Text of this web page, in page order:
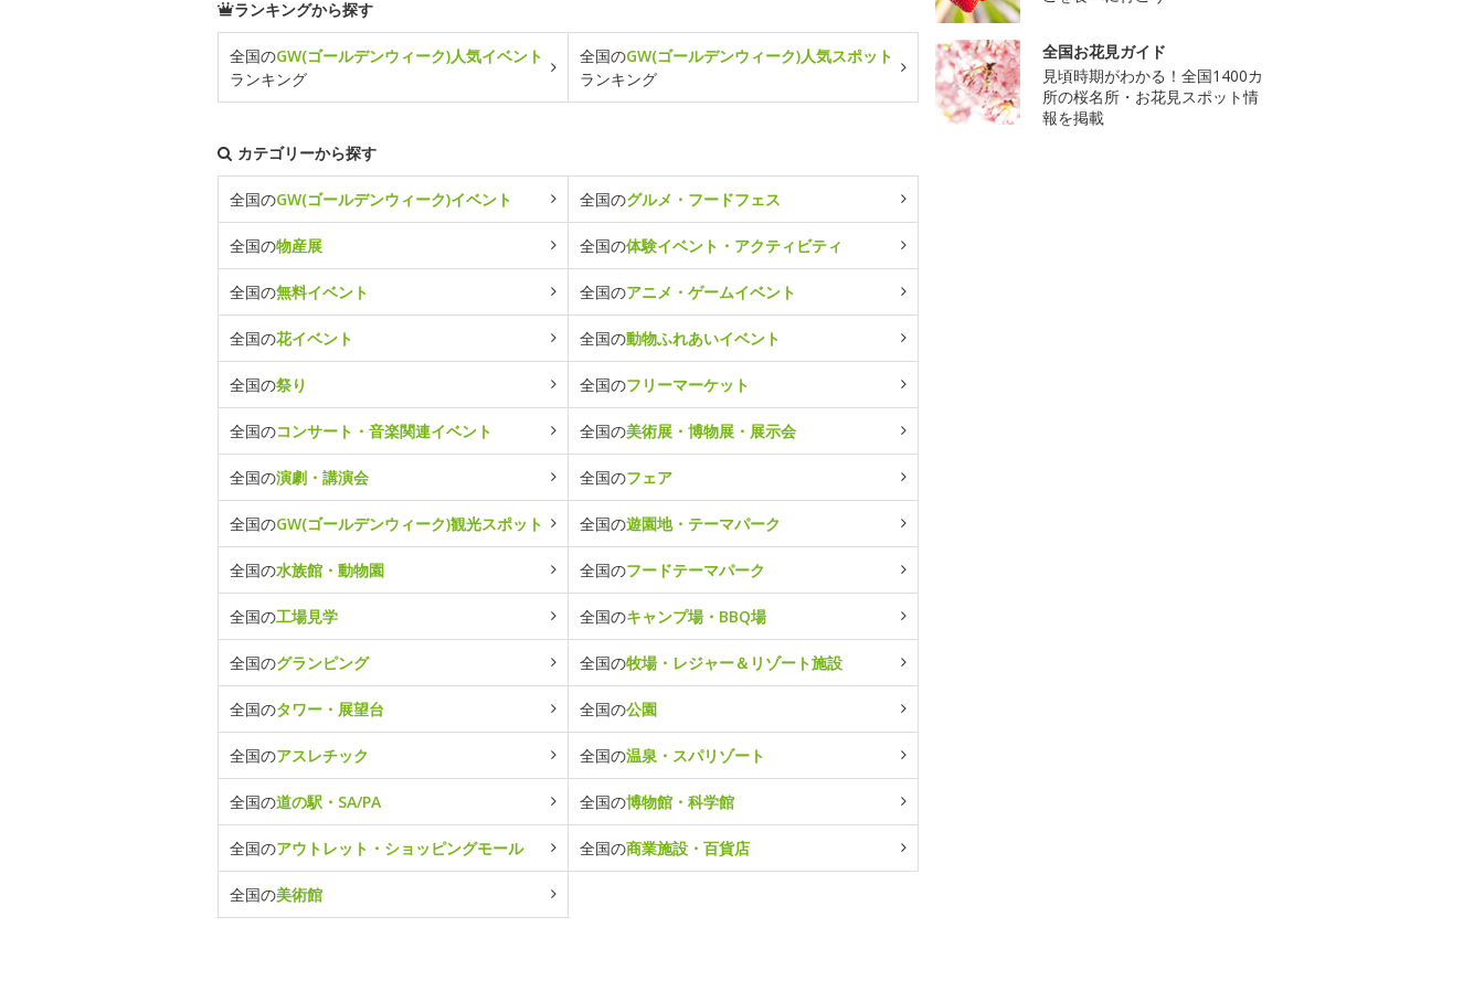
ランキングから探す
全国のGW(ゴールデンウィーク)人気イベント
ランキング
全国のGW(ゴールデンウィーク)人気スポット
ランキング
カテゴリーから探す
全国のGW(ゴールデンウィーク)イベント 全国のグルメ・フードフェス
全国の物産展 全国の体験イベント・アクティビティ
全国の無料イベント 全国のアニメ・ゲームイベント
全国の花イベント 全国の動物ふれあいイベント
全国の祭り 全国のフリーマーケット
全国のコンサート・音楽関連イベント 全国の美術展・博物展・展示会
全国の演劇・講演会 全国のフェア
全国のGW(ゴールデンウィーク)観光スポット 全国の遊園地・テーマパーク
全国の水族館・動物園 全国のフードテーマパーク
全国の工場見学 全国のキャンプ場・BBQ場
全国のグランピング 全国の牧場・レジャー＆リゾート施設
全国のタワー・展望台 全国の公園
全国のアスレチック 全国の温泉・スパリゾート
全国の道の駅・SA/PA 全国の博物館・科学館
全国のアウトレット・ショッピングモール 全国の商業施設・百貨店
全国の美術館
全国お花見ガイド
見頃時期がわかる！全国1400カ
所の桜名所・お花見スポット情
報を掲載